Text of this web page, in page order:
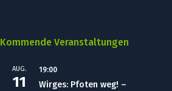
Kommende Veranstaltungen
AUG.
11
19:00
Wirges: Pfoten weg! –